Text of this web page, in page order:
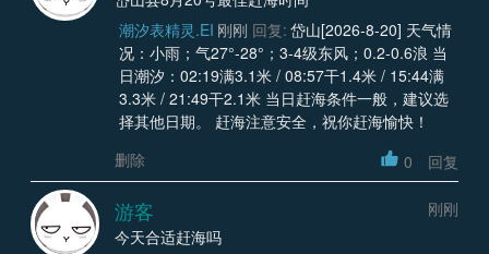
潮汐表精灵.EI 刚刚 回复: 岱山[2026-8-20] 天气情
况：小雨；气27°-28°；3-4级东风；0.2-0.6浪 当
日潮汐：02:19满3.1米 / 08:57干1.4米 / 15:44满
3.3米 / 21:49干2.1米 当日赶海条件一般，建议选
择其他日期。 赶海注意安全，祝你赶海愉快！
删除
0 回复
游客
刚刚
今天合适赶海吗